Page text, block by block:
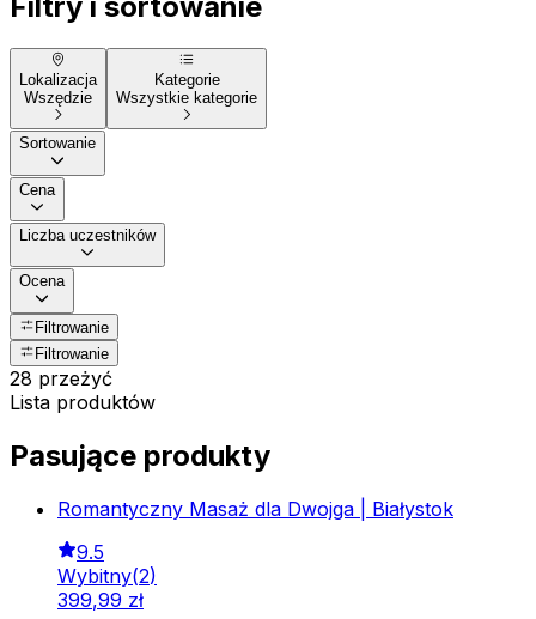
Lokalizacja
Wszędzie
Kategorie
Wszystkie kategorie
Sortowanie
Cena
Liczba uczestników
Ocena
Filtrowanie
Filtrowanie
28 przeżyć
Lista produktów
Pasujące produkty
Romantyczny Masaż dla Dwojga | Białystok
9.5
Wybitny(2)
399,99 zł